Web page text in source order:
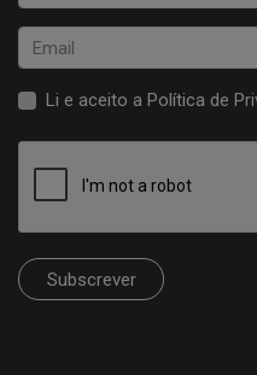
Li e aceito a Política de
Subscrever